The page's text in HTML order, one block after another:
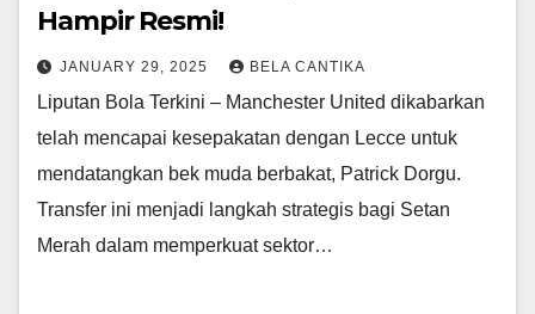
Hampir Resmi!
JANUARY 29, 2025 BELA CANTIKA
Liputan Bola Terkini – Manchester United dikabarkan
telah mencapai kesepakatan dengan Lecce untuk
mendatangkan bek muda berbakat, Patrick Dorgu.
Transfer ini menjadi langkah strategis bagi Setan
Merah dalam memperkuat sektor…